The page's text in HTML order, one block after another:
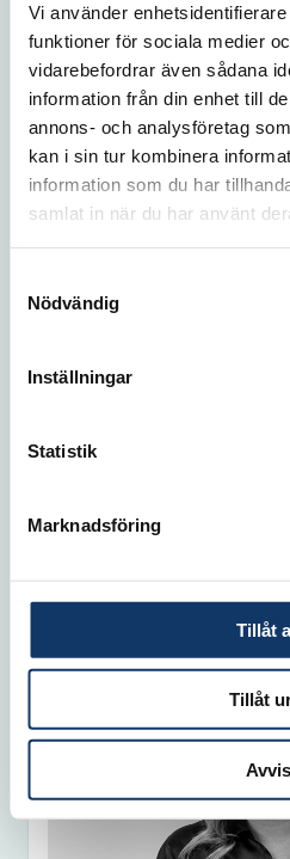
Vi använder
funktioner för sociala medier
vidarebefordrar även sådana
information från din enhet till
annons- och analysföretag
kan i sin tur kombinera
information som du har
samlat in när du har använt
Nödvändig
Inställningar
Statistik
Marknadsföring
Tillåt
Tillåt
Avd XIII Internationell
David
institutionen